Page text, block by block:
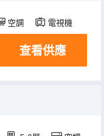
空調 電視機
查看供應